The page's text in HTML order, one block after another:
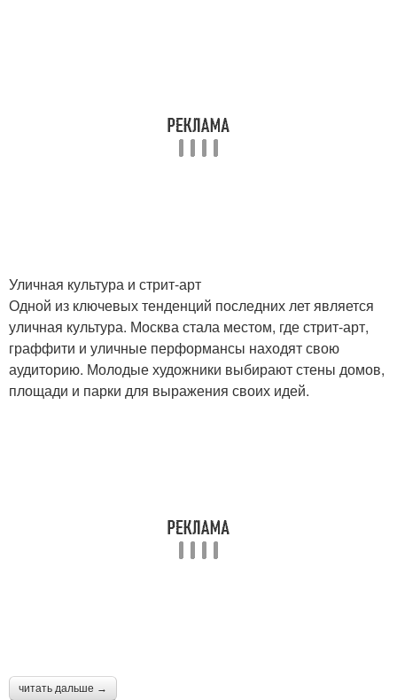
Уличная культура и стрит-арт
Одной из ключевых тенденций последних лет является
уличная культура. Москва стала местом, где стрит-арт,
граффити и уличные перформансы находят свою
аудиторию. Молодые художники выбирают стены домов,
площади и парки для выражения своих идей.
читать дальше →